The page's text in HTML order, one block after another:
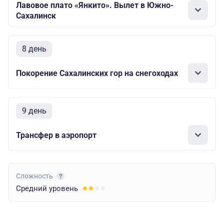
Лавовое плато «Янкито». Вылет в Южно-
Сахалинск
8 день
Покорение Сахалинских гор на снегоходах
9 день
Трансфер в аэропорт
Сложность
Средний уровень